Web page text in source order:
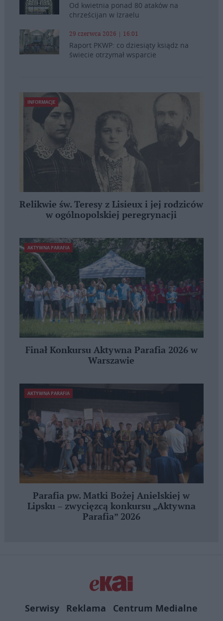
Od kwietnia ponad 80 ataków na
chrześcijan w Izraelu
29 czerwca 2026 | 16:01
Raport PKWP: co dziesiąty ksiądz na
świecie otrzymał wsparcie
INFORMACJE
Relikwie św. Teresy z Lisieux i jej rodziców
w ogólnopolskiej peregrynacji
AKTYWNA PARAFIA
Finał Konkursu Aktywna Parafia 2026 w
Warszawie
AKTYWNA PARAFIA
Parafia pw. Matki Bożej Anielskiej w
Lipsku – zwycięzcą konkursu „Aktywna
Parafia” 2026
Serwisy Reklama Centrum Medialne